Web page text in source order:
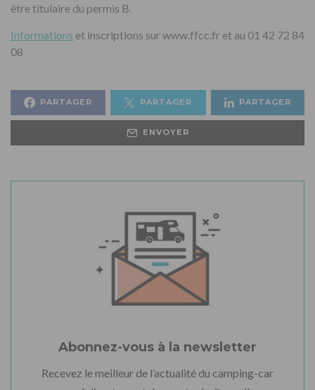
être titulaire du permis B.
Informations et inscriptions sur www.ffcc.fr et au 01 42 72 84
08
PARTAGER PARTAGER PARTAGER
ENVOYER
Abonnez-vous à la newsletter
Recevez le meilleur de l’actualité du camping-car